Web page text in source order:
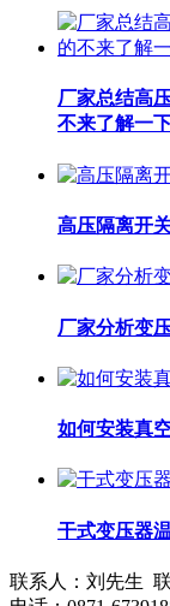
厂家总结高
不来了解一
高压隔离开
厂家分析变
如何安装真
干式变压器
联系人：刘先生